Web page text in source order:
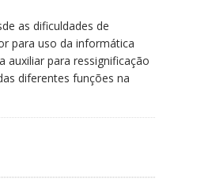
as dificuldades de
para uso da informática
auxiliar para ressignificação
diferentes funções na